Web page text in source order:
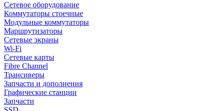
Сетевое оборудование
Коммутаторы стоечные
Модульные коммутаторы
Маршрутизаторы
Сетевые экраны
Wi-Fi
Сетевые карты
Fibre Channel
Трансиверы
Запчасти и дополнения
Графические станции
Запчасти